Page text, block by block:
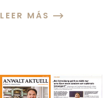
LEER MÁS